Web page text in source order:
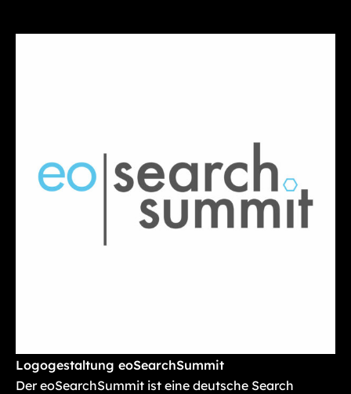
Logogestaltung eoSearchSummit
Der eoSearchSummit ist eine deutsche Search